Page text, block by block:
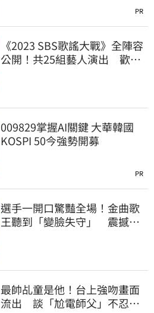
PR
《2023 SBS歌謠大戰》全陣容
公開！共25組藝人演出 歡慶
009829掌握AI關鍵 大華韓國
KOSPI 50今強勢開募
PR
選手一開口驚豔全場！金曲歌
王聽到「變臉失守」 震撼畫
最帥乩童是他！台上強吻畫面
流出 談「尬電師父」不忍發